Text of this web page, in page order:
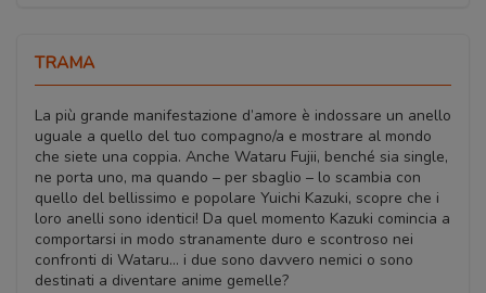
TRAMA
La più grande manifestazione d’amore è indossare un anello
uguale a quello del tuo compagno/a e mostrare al mondo
che siete una coppia. Anche Wataru Fujii, benché sia single,
ne porta uno, ma quando – per sbaglio – lo scambia con
quello del bellissimo e popolare Yuichi Kazuki, scopre che i
loro anelli sono identici! Da quel momento Kazuki comincia a
comportarsi in modo stranamente duro e scontroso nei
confronti di Wataru… i due sono davvero nemici o sono
destinati a diventare anime gemelle?